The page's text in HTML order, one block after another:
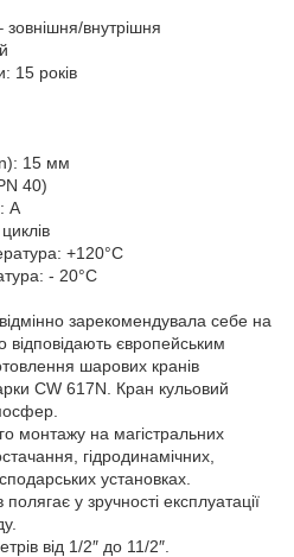
внутрішня
15 років
15 мм
40)
А
+120°C
- 20°C
зарекомендувала себе на
європейським
шарових кранів
CW 617N. Кран кульовий
монтажу на магістральних
гідродинамічних,
установках.
у зручності експлуатації
від 1/2″ до 11/2″.